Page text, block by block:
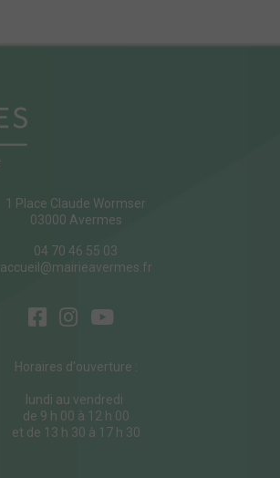
1 Place Claude Wormser
03000 Avermes
04 70 46 55 03
accueil@mairieavermes.fr
Horaires d'ouverture :
lundi au vendredi
de 9 h 00 à 12 h 00
et de 13 h 30 à 17 h 30